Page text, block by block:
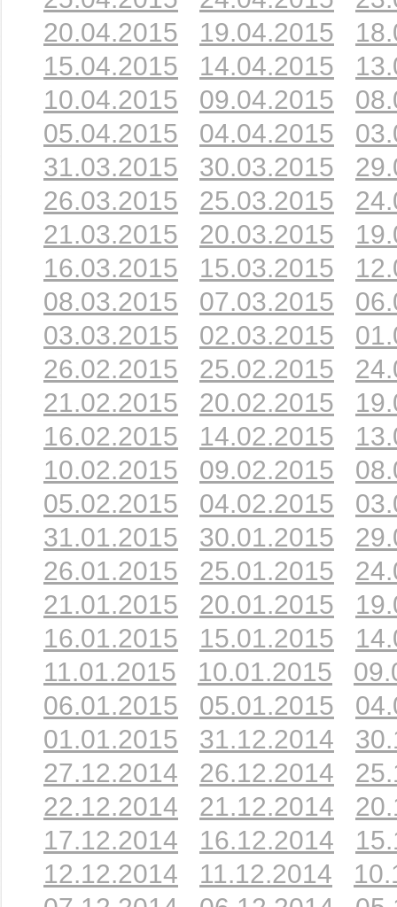
20.04.2015
19.04.2015
15.04.2015
14.04.2015
10.04.2015
09.04.2015
05.04.2015
04.04.2015
31.03.2015
30.03.2015
26.03.2015
25.03.2015
21.03.2015
20.03.2015
16.03.2015
15.03.2015
08.03.2015
07.03.2015
03.03.2015
02.03.2015
26.02.2015
25.02.2015
21.02.2015
20.02.2015
16.02.2015
14.02.2015
10.02.2015
09.02.2015
05.02.2015
04.02.2015
31.01.2015
30.01.2015
26.01.2015
25.01.2015
21.01.2015
20.01.2015
16.01.2015
15.01.2015
11.01.2015
10.01.2015
06.01.2015
05.01.2015
01.01.2015
31.12.2014
27.12.2014
26.12.2014
22.12.2014
21.12.2014
17.12.2014
16.12.2014
12.12.2014
11.12.2014